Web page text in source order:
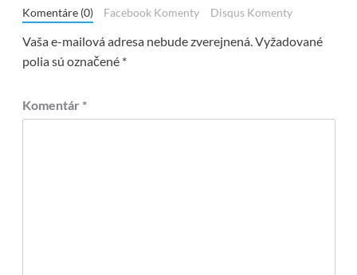
Komentáre (0) Facebook Komenty Disqus Komenty
Vaša e-mailová adresa nebude zverejnená. Vyžadované
polia sú označené *
Komentár *